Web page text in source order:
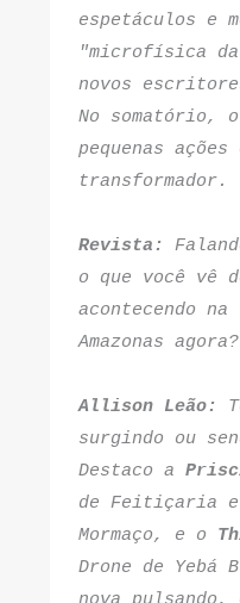
espetáculos e
"microfísica
novos
No somatório,
pequenas
transformador.
Revista:
o que você vê
acontecendo
Amazonas agora?
Allison Leão:
surgindo ou
Destaco a
de Feitiçaria e
Mormaço, e o
Drone de Yebá